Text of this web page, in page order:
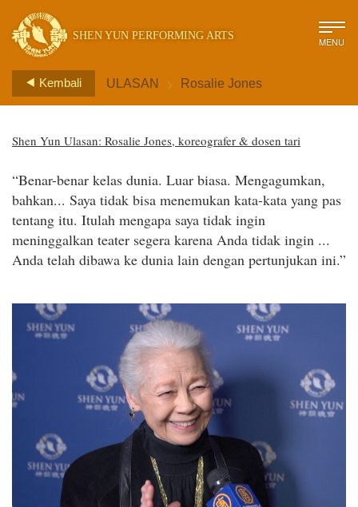
SHEN YUN PERFORMING ARTS MENU
Kembali ULASAN > Rosalie Jones
Shen Yun Ulasan: Rosalie Jones, koreografer & dosen tari
“Benar-benar kelas dunia. Luar biasa. Mengagumkan,
bahkan... Saya tidak bisa menemukan kata-kata yang pas
tentang itu. Itulah mengapa saya tidak ingin
meninggalkan teater segera karena Anda tidak ingin ...
Anda telah dibawa ke dunia lain dengan pertunjukan ini.”